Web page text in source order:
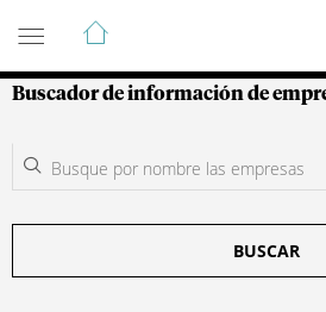
Guía de Empresas
Buscador de información de
BUSCAR